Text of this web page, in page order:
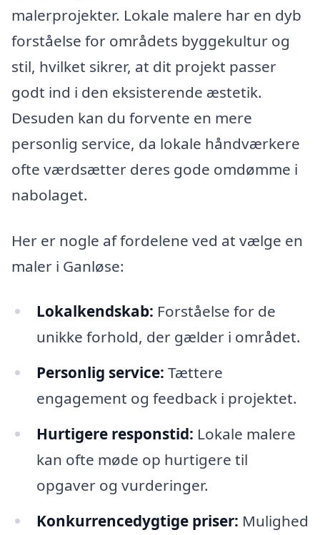
malerprojekter. Lokale malere har en dyb
forståelse for områdets byggekultur og
stil, hvilket sikrer, at dit projekt passer
godt ind i den eksisterende æstetik.
Desuden kan du forvente en mere
personlig service, da lokale håndværkere
ofte værdsætter deres gode omdømme i
nabolaget.
Her er nogle af fordelene ved at vælge en
maler i Ganløse:
Lokalkendskab: Forståelse for de
unikke forhold, der gælder i området.
Personlig service: Tættere
engagement og feedback i projektet.
Hurtigere responstid: Lokale malere
kan ofte møde op hurtigere til
opgaver og vurderinger.
Konkurrencedygtige priser: Mulighed